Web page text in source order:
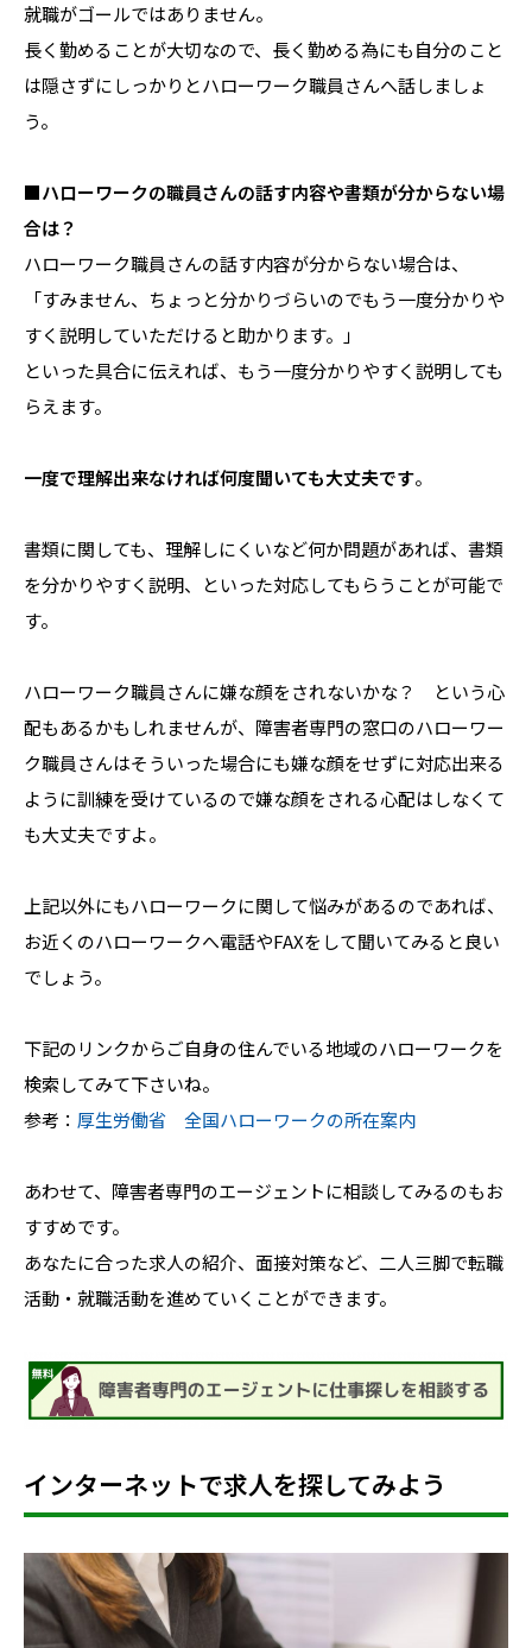
就職がゴールではありません。
長く勤めることが大切なので、長く勤める為にも自分のこと
は隠さずにしっかりとハローワーク職員さんへ話しましょ
う。
■ハローワークの職員さんの話す内容や書類が分からない場
合は？
ハローワーク職員さんの話す内容が分からない場合は、
「すみません、ちょっと分かりづらいのでもう一度分かりや
すく説明していただけると助かります。」
といった具合に伝えれば、もう一度分かりやすく説明しても
らえます。
一度で理解出来なければ何度聞いても大丈夫です。
書類に関しても、理解しにくいなど何か問題があれば、書類
を分かりやすく説明、といった対応してもらうことが可能で
す。
ハローワーク職員さんに嫌な顔をされないかな？ という心
配もあるかもしれませんが、障害者専門の窓口のハローワー
ク職員さんはそういった場合にも嫌な顔をせずに対応出来る
ように訓練を受けているので嫌な顔をされる心配はしなくて
も大丈夫ですよ。
上記以外にもハローワークに関して悩みがあるのであれば、
お近くのハローワークへ電話やFAXをして聞いてみると良い
でしょう。
下記のリンクからご自身の住んでいる地域のハローワークを
検索してみて下さいね。
参考： 厚生労働省 全国ハローワークの所在案内
あわせて、障害者専門のエージェントに相談してみるのもお
すすめです。
あなたに合った求人の紹介、面接対策など、二人三脚で転職
活動・就職活動を進めていくことができます。
インターネットで求人を探してみよう